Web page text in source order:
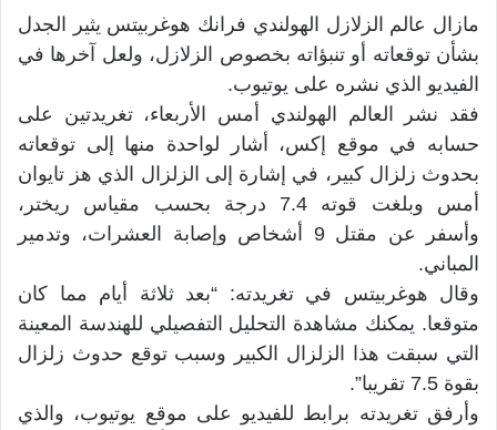
مازال عالم الزلازل الهولندي فرانك هوغربيتس يثير الجدل
بشأن توقعاته أو تنبؤاته بخصوص الزلازل، ولعل آخرها في
الفيديو الذي نشره على يوتيوب.
فقد نشر العالم الهولندي أمس الأربعاء، تغريدتين على
حسابه في موقع إكس، أشار لواحدة منها إلى توقعاته
بحدوث زلزال كبير، في إشارة إلى الزلزال الذي هز تايوان
أمس وبلغت قوته 7.4 درجة بحسب مقياس ريختر،
وأسفر عن مقتل 9 أشخاص وإصابة العشرات، وتدمير
المباني.
وقال هوغربيتس في تغريدته: “بعد ثلاثة أيام مما كان
متوقعا. يمكنك مشاهدة التحليل التفصيلي للهندسة المعينة
التي سبقت هذا الزلزال الكبير وسبب توقع حدوث زلزال
بقوة 7.5 تقريبا”.
وأرفق تغريدته برابط للفيديو على موقع يوتيوب، والذي